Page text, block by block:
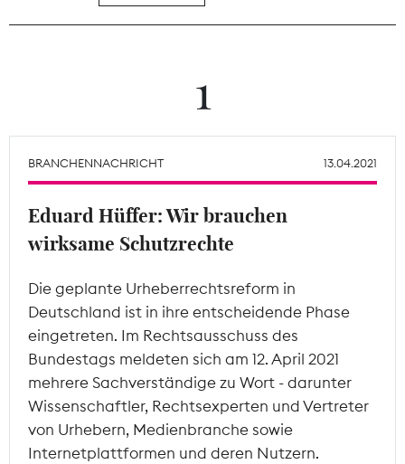
Theodor-Wolff-Preis
Mitgliederbereich
1
BRANCHENNACHRICHT 13.04.2021
Eduard Hüffer: Wir brauchen
wirksame Schutzrechte
Die geplante Urheberrechtsreform in
Deutschland ist in ihre entscheidende Phase
eingetreten. Im Rechtsausschuss des
Bundestags meldeten sich am 12. April 2021
mehrere Sachverständige zu Wort - darunter
Wissenschaftler, Rechtsexperten und Vertreter
von Urhebern, Medienbranche sowie
Internetplattformen und deren Nutzern.